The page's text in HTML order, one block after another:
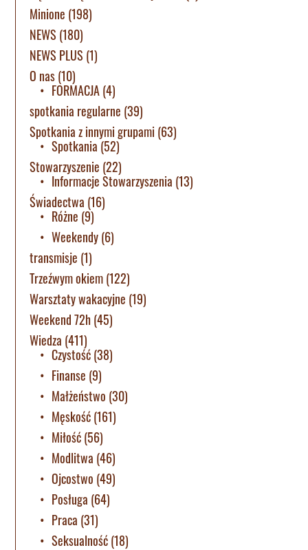
Minione (198)
NEWS (180)
NEWS PLUS (1)
O nas(10)
FORMACJA(4)
spotkania regularne (39)
Spotkania z innymi grupami (63)
Spotkania (52)
Stowarzyszenie (22)
Informacje Stowarzyszenia (13)
Świadectwa (16)
Różne (9)
Weekendy(6)
transmisje (1)
Trzeźwym okiem(122)
Warsztaty wakacyjne (19)
Weekend 72h(45)
Wiedza (411)
Czystość(38)
Finanse (9)
Małżeństwo (30)
Męskość(161)
Miłość(56)
Modlitwa (46)
Ojcostwo (49)
Posługa (64)
Praca (31)
Seksualność(18)